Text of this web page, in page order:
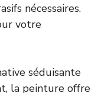
nécessaires.
votre
séduisante
la peinture offre